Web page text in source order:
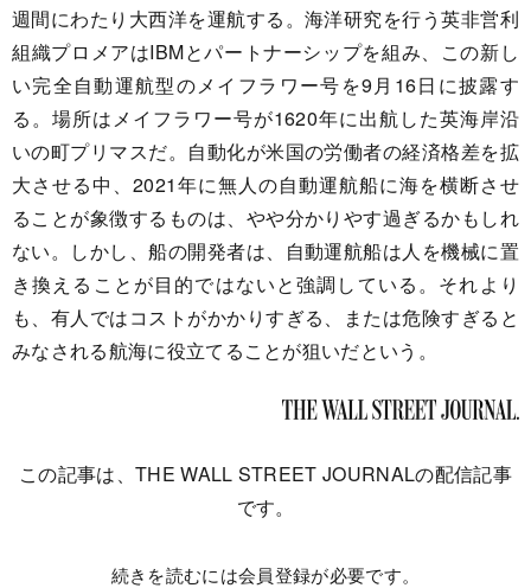
週間にわたり大西洋を運航する。海洋研究を行う英非営利
組織プロメアはIBMとパートナーシップを組み、この新し
い完全自動運航型のメイフラワー号を9月16日に披露す
る。場所はメイフラワー号が1620年に出航した英海岸沿
いの町プリマスだ。自動化が米国の労働者の経済格差を拡
大させる中、2021年に無人の自動運航船に海を横断させ
ることが象徴するものは、やや分かりやす過ぎるかもしれ
ない。しかし、船の開発者は、自動運航船は人を機械に置
き換えることが目的ではないと強調している。それより
も、有人ではコストがかかりすぎる、または危険すぎると
みなされる航海に役立てることが狙いだという。
この記事は、THE WALL STREET JOURNALの配信記事
です。
続きを読むには会員登録が必要です。